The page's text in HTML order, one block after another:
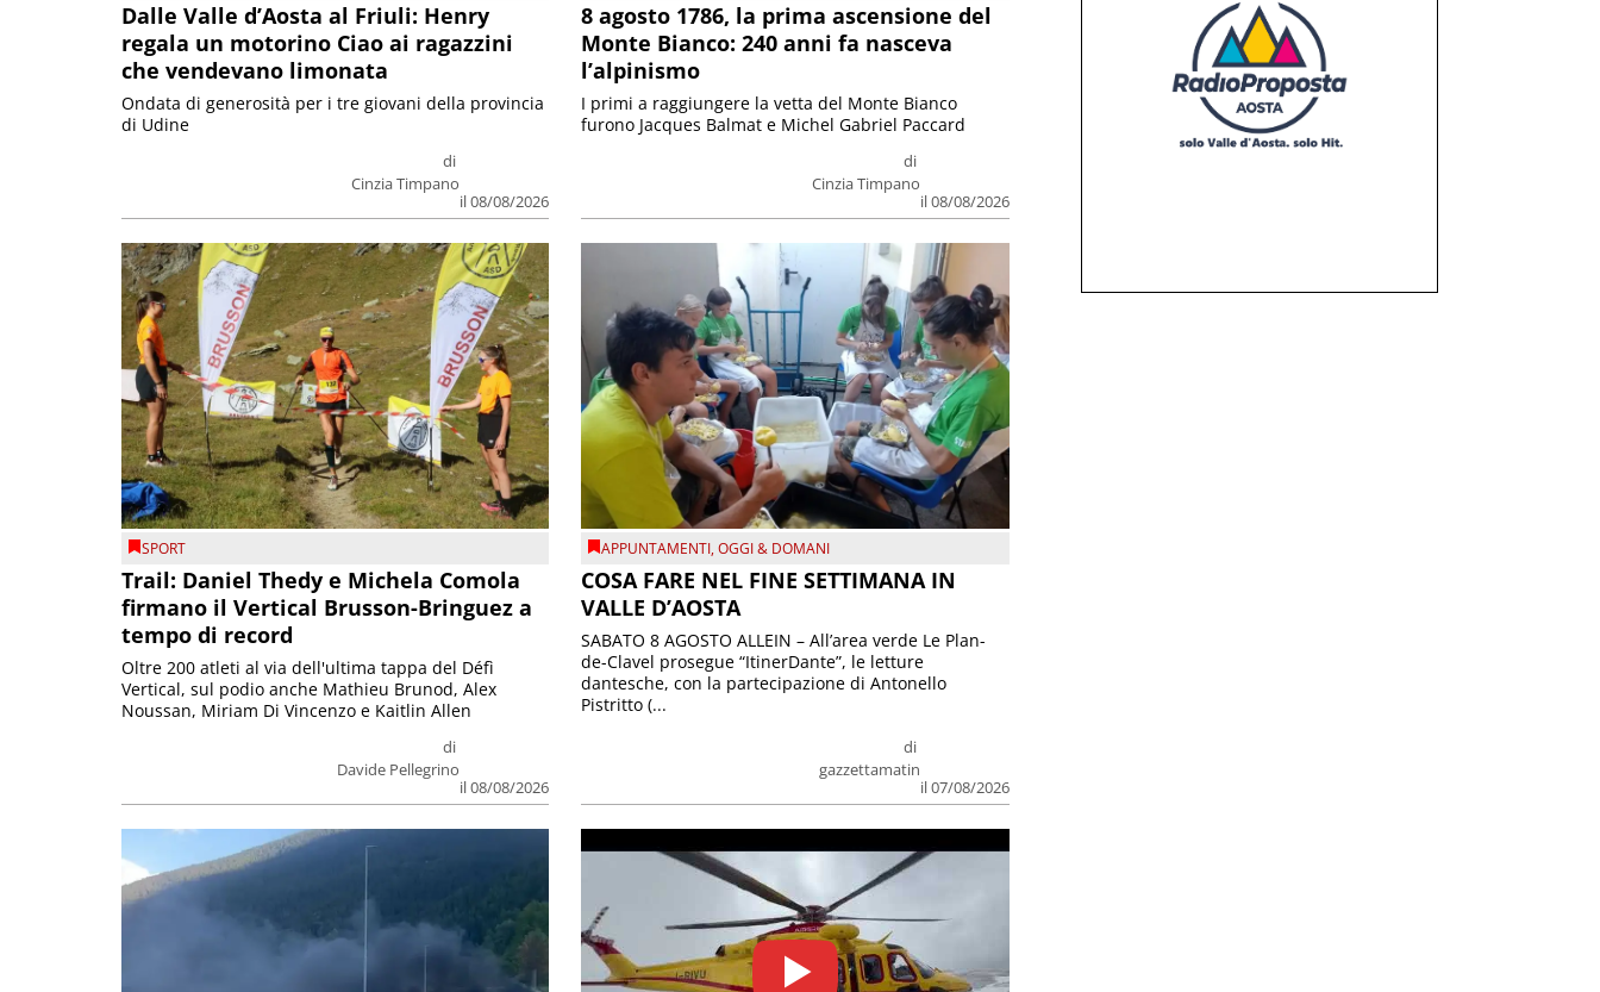
Dalle Valle d’Aosta al Friuli: Henry
regala un motorino Ciao ai ragazzini
che vendevano limonata
di
Cinzia Timpano
il 08/08/2026
Ondata di generosità per i tre giovani della provincia
di Udine
8 agosto 1786, la prima ascensione del
Monte Bianco: 240 anni fa nasceva
l’alpinismo
di
Cinzia Timpano
il 08/08/2026
I primi a raggiungere la vetta del Monte Bianco
furono Jacques Balmat e Michel Gabriel Paccard
SPORT
Trail: Daniel Thedy e Michela Comola
firmano il Vertical Brusson-Bringuez a
tempo di record
di
Davide Pellegrino
il 08/08/2026
Oltre 200 atleti al via dell'ultima tappa del Défì
Vertical, sul podio anche Mathieu Brunod, Alex
Noussan, Miriam Di Vincenzo e Kaitlin Allen
APPUNTAMENTI,OGGI & DOMANI
COSA FARE NEL FINE SETTIMANA IN
VALLE D’AOSTA
di
gazzettamatin
il 07/08/2026
SABATO 8 AGOSTO ALLEIN – All’area verde Le Plan-
de-Clavel prosegue “ItinerDante”, le letture
dantesche, con la partecipazione di Antonello
Pistritto (...